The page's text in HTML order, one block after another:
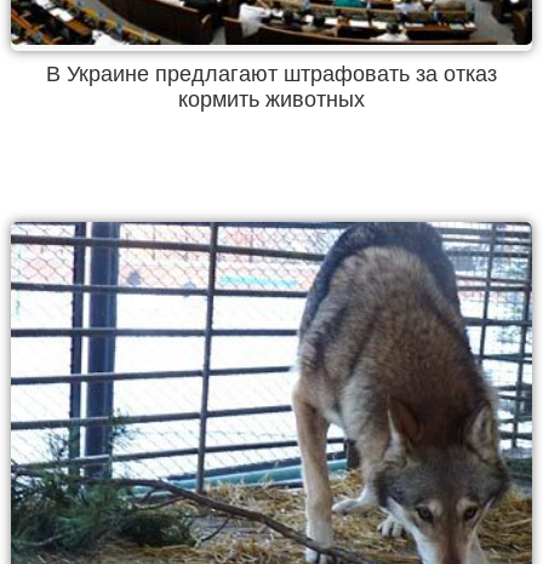
В Украине предлагают штрафовать за отказ
кормить животных